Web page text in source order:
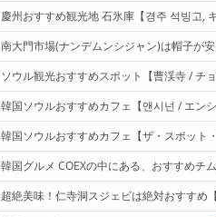
慶州おすすめ観光地 石氷庫【경주 석빙고,
南大門市場(ナンデムンシジャン)は帽子が
ソウル観光おすすめスポット【曹渓寺 / チ
韓国ソウルおすすめカフェ【앤시넌 / エン
韓国ソウルおすすめカフェ【ザ・スポッ
韓国グルメ COEXの中にある、おすすめチ
超絶美味！仁寺洞スジェビは絶対おすすめ